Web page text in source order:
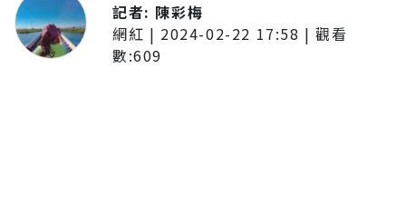
記者: 陳彩梅
網紅 | 2024-02-22 17:58 | 觀看
數:609